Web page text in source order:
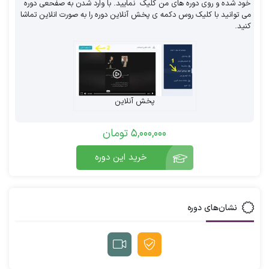
عمده‌ترین مشکلاتی که مدیران در
مسیر استخدام با آن مواجه می شوند؟
متخصص اغلب معدود هستند.
4.تجربیات ضعیف کارجو
خود شده و روی دوره های من کلیک نمایید. با وارد شدن به صفحعی دوره
می توانید با کلیک روس دکمه ی پخش آنلاین دوره را به صورت انلاین تماشا
کنید.
پخش آنلاین
5,000,000تومان
خرید این دوره
نشان‌های دوره